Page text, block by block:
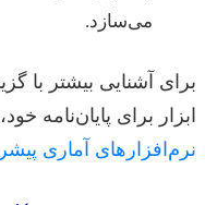
می‌سازد.
برای آشنایی بیشتر با
ابزار برای پایان‌نامه
نرم‌افزارهای آماری